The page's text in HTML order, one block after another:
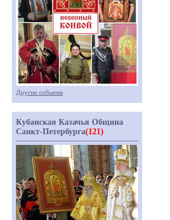
Другие события
Кубанская Казачья Община
Санкт-Петербурга(121)